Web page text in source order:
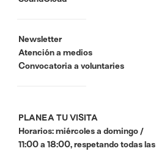
Newsletter
Atención a medios
Convocatoria a voluntaries
PLANEA TU VISITA
Horarios: miércoles a domingo /
11:00 a 18:00, respetando todas las